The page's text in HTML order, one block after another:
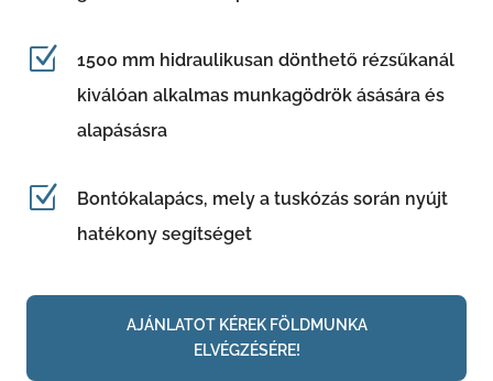
Z
1500 mm hidraulikusan dönthető rézsűkanál
kiválóan alkalmas munkagödrök ásására és
alapásásra
Z
Bontókalapács, mely a tuskózás során nyújt
hatékony segítséget
AJÁNLATOT KÉREK FÖLDMUNKA
ELVÉGZÉSÉRE!